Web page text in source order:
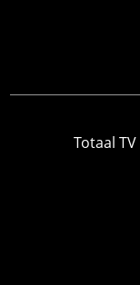
Totaal